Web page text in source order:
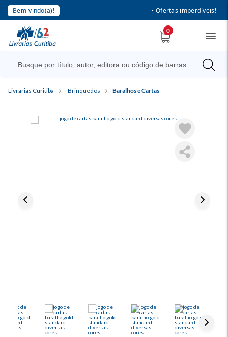
Bem-vindo(a)! • Ofertas imperdíveis!
0
Livrarias Curitiba Brinquedos Baralhos e Cartas